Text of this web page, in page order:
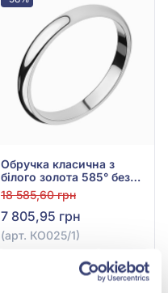
Обручка класична з
білого золота 585° без
вставки, арт. КО025/1
18 585,60 грн
7 805,95 грн
(арт. КО025/1)